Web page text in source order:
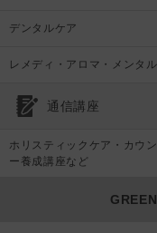
デンタルケア
レメディ・アロマ・メンタ
通信講座
ホリスティックケア・カウ
ー養成講座など